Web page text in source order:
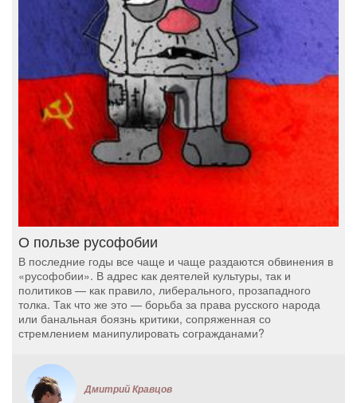
О пользе русофобии
В последние годы все чаще и чаще раздаются обвинения в
«русофобии». В адрес как деятелей культуры, так и
политиков — как правило, либерального, прозападного
толка. Так что же это — борьба за права русского народа
или банальная боязнь критики, сопряженная со
стремлением манипулировать согражданами?
Дмитрий Кравцов